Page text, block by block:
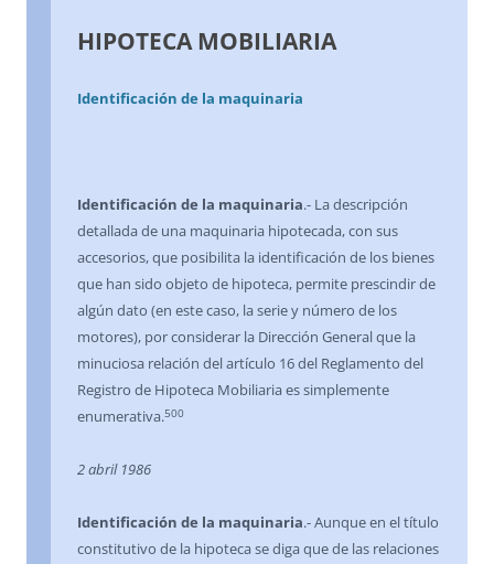
HIPOTECA MOBILIARIA
Identificación de la maquinaria
Identificación de la maquinaria.- La descripción
detallada de una maquinaria hipotecada, con sus
accesorios, que posibilita la identificación de los bienes
que han sido objeto de hipoteca, permite prescindir de
algún dato (en este caso, la serie y número de los
motores), por considerar la Dirección General que la
minuciosa relación del artículo 16 del Reglamento del
Registro de Hipoteca Mobiliaria es simplemente
enumerativa.500
2 abril 1986
Identificación de la maquinaria.- Aunque en el título
constitutivo de la hipoteca se diga que de las relaciones